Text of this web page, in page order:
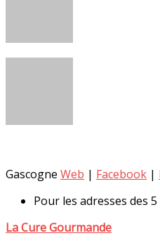
Gascogne Web | Facebook |
Pour les adresses des
La Cure Gourmande